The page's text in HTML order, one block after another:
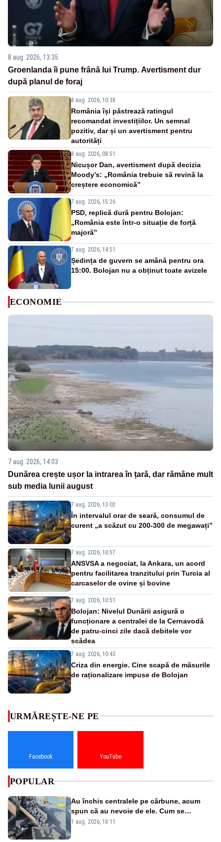
8 aug. 2026, 13:35
Groenlanda îi pune frână lui Trump. Avertisment dur
după planul de foraj
8 aug. 2026, 10:38
România își păstrează ratingul
recomandat investițiilor. Un semnal
pozitiv, dar și un avertisment pentru
autorități
8 aug. 2026, 08:51
Nicușor Dan, avertisment după decizia
Moody’s: „România trebuie să revină la
creștere economică”
7 aug. 2026, 15:26
PSD, replică dură pentru Bolojan:
„România este într-o situație de forță
majoră”
7 aug. 2026, 14:51
Ședința de guvern se amână pentru ora
15:00. Bolojan nu a obținut toate avizele
ECONOMIE
7 aug. 2026, 14:03
Dunărea crește ușor la intrarea în țară, dar rămâne mult
sub media lunii august
7 aug. 2026, 13:02
În intervalul orar de seară, consumul de
curent „a scăzut cu 200-300 de megawați”
7 aug. 2026, 10:57
ANSVSA a negociat, la Ankara, un acord
pentru facilitarea tranzitului prin Turcia al
carcaselor de ovine și bovine
7 aug. 2026, 10:51
Bolojan: Nivelul Dunării asigură o
funcționare a centralei de la Cernavodă
de patru-cinci zile dacă debitele vor
scădea
7 aug. 2026, 10:43
Criza din energie. Cine scapă de măsurile
de raționalizare impuse de Bolojan
URMĂREȘTE-NE PE
Facebook YouTube
POPULAR
Au închis centralele pe cărbune, acum
spun că au nevoie de ele. Cum se
pasează vina în plină criză energetică
1 aug. 2026, 18:11